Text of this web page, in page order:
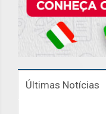
Últimas Notícias